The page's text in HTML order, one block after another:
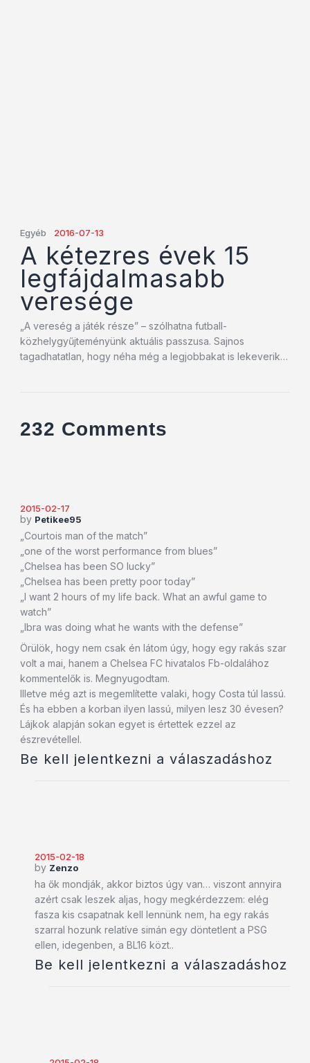
Egyéb 2016-07-13
A kétezres évek 15
legfájdalmasabb
veresége
„A vereség a játék része” – szólhatna futball-
közhelygyűjteményünk aktuális passzusa. Sajnos
tagadhatatlan, hogy néha még a legjobbakat is lekeverik…
232 Comments
2015-02-17
by Petikee95
„Courtois man of the match”
„one of the worst performance from blues”
„Chelsea has been SO lucky”
„Chelsea has been pretty poor today”
„I want 2 hours of my life back. What an awful game to
watch”
„Ibra was doing what he wants with the defense”
Örülök, hogy nem csak én látom úgy, hogy egy rakás szar
volt a mai, hanem a Chelsea FC hivatalos Fb-oldalához
kommentelők is. Megnyugodtam.
Illetve még azt is megemlítette valaki, hogy Costa túl lassú.
És ha ebben a korban ilyen lassú, milyen lesz 30 évesen?
Lájkok alapján sokan egyet is értettek ezzel az
észrevétellel.
Be kell jelentkezni a válaszadáshoz
2015-02-18
by Zenzo
ha ők mondják, akkor biztos úgy van… viszont annyira
azért csak leszek aljas, hogy megkérdezzem: elég
fasza kis csapatnak kell lennünk nem, ha egy rakás
szarral hozunk relatíve simán egy döntetlent a PSG
ellen, idegenben, a BL16 közt..
Be kell jelentkezni a válaszadáshoz